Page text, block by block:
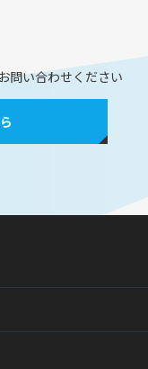
問い合わせください